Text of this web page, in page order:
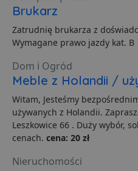
Brukarz
Zatrudnię brukarza z
Wymagane prawo jazdy kat. B
Dom i Ogród
Meble z Holandii /
Witam, Jesteśmy
używanych z Holandii.
Leszkowice 66 . Duży wybór,
cenach. cena: 20 zł
Nieruchomości
podstawowych funkcji strony
logowanie użytkownika i
niezbędnych plików cookie nie
Nazwa
ban0
CookieScriptConsent